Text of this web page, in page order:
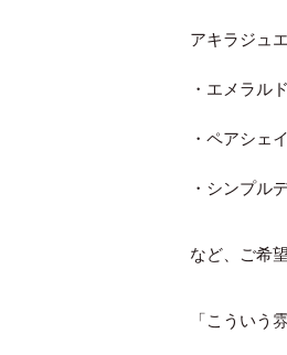
アキラジュ
・エメラル
・ペアシェ
・シンプル
など、ご希
「こういう